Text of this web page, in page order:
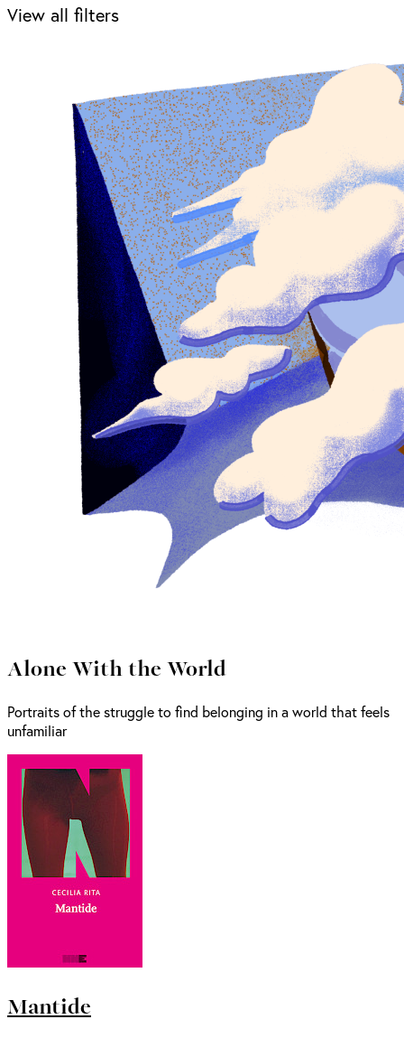
View all filters
Alone With the World
Portraits of the struggle to find belonging in a world that feels
unfamiliar
Mantide